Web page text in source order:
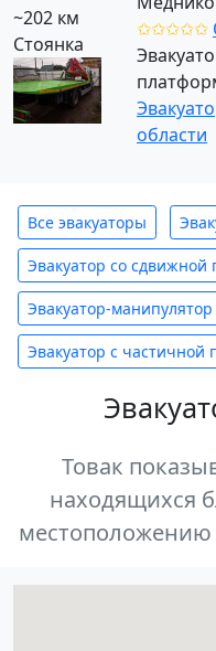
~202 км
Стоянка
✩✩✩✩✩
области
Все эвакуаторы
Эвакуатор со сдвижной
Эвакуатор-манипулятор
Эвакуатор с частичной
Товак
находящихся
местоположению